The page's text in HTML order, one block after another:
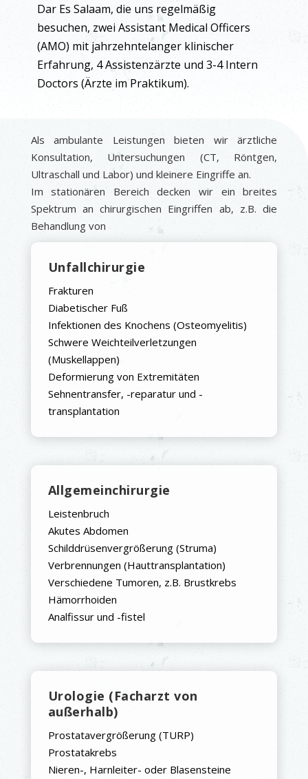
Dar Es Salaam, die uns regelmäßig
besuchen, zwei Assistant Medical Officers
(AMO) mit jahrzehntelanger klinischer
Erfahrung, 4 Assistenzärzte und 3-4 Intern
Doctors (Ärzte im Praktikum).
Als ambulante Leistungen bieten wir ärztliche
Konsultation, Untersuchungen (CT, Röntgen,
Ultraschall und Labor) und kleinere Eingriffe an.
Im stationären Bereich decken wir ein breites
Spektrum an chirurgischen Eingriffen ab, z.B. die
Behandlung von
Unfallchirurgie
Frakturen
Diabetischer Fuß
Infektionen des Knochens (Osteomyelitis)
Schwere Weichteilverletzungen
(Muskellappen)
Deformierung von Extremitäten
Sehnentransfer, -reparatur und -
transplantation
Allgemeinchirurgie
Leistenbruch
Akutes Abdomen
Schilddrüsenvergrößerung (Struma)
Verbrennungen (Hauttransplantation)
Verschiedene Tumoren, z.B. Brustkrebs
Hämorrhoiden
Analfissur und -fistel
Urologie (Facharzt von
außerhalb)
Prostatavergrößerung (TURP)
Prostatakrebs
Nieren-, Harnleiter- oder Blasensteine